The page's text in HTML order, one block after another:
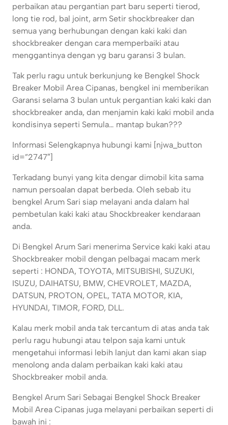
perbaikan atau pergantian part baru seperti tierod,
long tie rod, bal joint, arm Setir shockbreaker dan
semua yang berhubungan dengan kaki kaki dan
shockbreaker dengan cara memperbaiki atau
menggantinya dengan yg baru garansi 3 bulan.
Tak perlu ragu untuk berkunjung ke Bengkel Shock
Breaker Mobil Area Cipanas, bengkel ini memberikan
Garansi selama 3 bulan untuk pergantian kaki kaki dan
shockbreaker anda, dan menjamin kaki kaki mobil anda
kondisinya seperti Semula… mantap bukan???
Informasi Selengkapnya hubungi kami [njwa_button
id=”2747″]
Terkadang bunyi yang kita dengar dimobil kita sama
namun persoalan dapat berbeda. Oleh sebab itu
bengkel Arum Sari siap melayani anda dalam hal
pembetulan kaki kaki atau Shockbreaker kendaraan
anda.
Di Bengkel Arum Sari menerima Service kaki kaki atau
Shockbreaker mobil dengan pelbagai macam merk
seperti : HONDA, TOYOTA, MITSUBISHI, SUZUKI,
ISUZU, DAIHATSU, BMW, CHEVROLET, MAZDA,
DATSUN, PROTON, OPEL, TATA MOTOR, KIA,
HYUNDAI, TIMOR, FORD, DLL.
Kalau merk mobil anda tak tercantum di atas anda tak
perlu ragu hubungi atau telpon saja kami untuk
mengetahui informasi lebih lanjut dan kami akan siap
menolong anda dalam perbaikan kaki kaki atau
Shockbreaker mobil anda.
Bengkel Arum Sari Sebagai Bengkel Shock Breaker
Mobil Area Cipanas juga melayani perbaikan seperti di
bawah ini :